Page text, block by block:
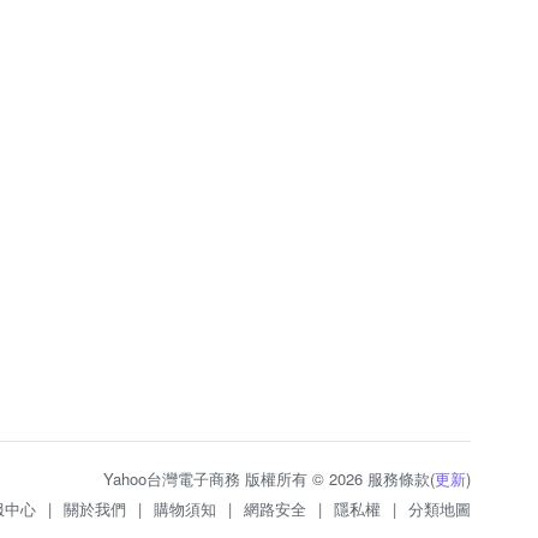
Yahoo台灣電子商務 版權所有 © 2026 服務條款(更新)
中心 | 關於我們 | 購物須知 | 網路安全 | 隱私權 | 分類地圖